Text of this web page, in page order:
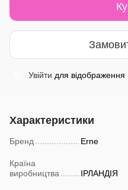
Увійти для відображення
Характеристики
Бренд Erne
Країна
виробництва
ІРЛАНДІЯ